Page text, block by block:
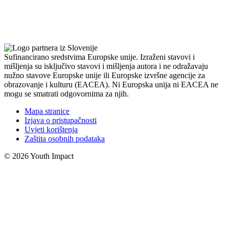
Sufinancirano sredstvima Europske unije. Izraženi stavovi i
mišljenja su isključivo stavovi i mišljenja autora i ne odražavaju
nužno stavove Europske unije ili Europske izvršne agencije za
obrazovanje i kulturu (EACEA). Ni Europska unija ni EACEA ne
mogu se smatrati odgovornima za njih.
Mapa stranice
Izjava o pristupačnosti
Uvjeti korištenja
Zaštita osobnih podataka
© 2026 Youth Impact